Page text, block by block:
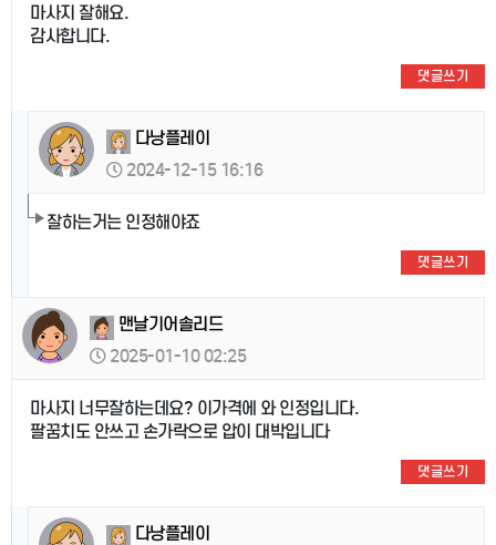
마사지 잘해요.
감사합니다.
댓글쓰기
다낭플레이
2024-12-15 16:16
잘하는거는 인정해야죠
댓글쓰기
맨날기어솔리드
2025-01-10 02:25
마사지 너무잘하는데요? 이가격에 와 인정입니다.
팔꿈치도 안쓰고 손가락으로 압이 대박입니다
댓글쓰기
다낭플레이